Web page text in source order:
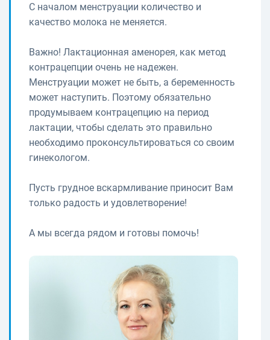
С началом менструации количество и
качество молока не меняется.
Важно! Лактационная аменорея, как метод
контрацепции очень не надежен.
Менструации может не быть, а беременность
может наступить. Поэтому обязательно
продумываем контрацепцию на период
лактации, чтобы сделать это правильно
необходимо проконсультироваться со своим
гинекологом.
Пусть грудное вскармливание приносит Вам
только радость и удовлетворение!
А мы всегда рядом и готовы помочь!